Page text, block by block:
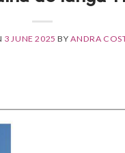
3 JUNE 2025 BYANDRA